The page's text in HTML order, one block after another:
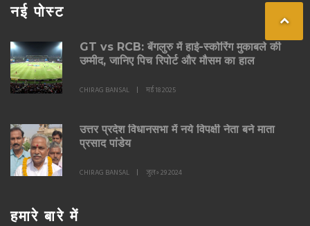
नई पोस्ट
GT vs RCB: बेंगलुरु में हाई-स्कोरिंग मुकाबले की
उम्मीद, जानिए पिच रिपोर्ट और मौसम का हाल
CHIRAG BANSAL मई 18 2025
उत्तर प्रदेश विधानसभा में नये विपक्षी नेता बने माता
प्रसाद पांडेय
CHIRAG BANSAL जुल॰ 29 2024
हमारे बारे में